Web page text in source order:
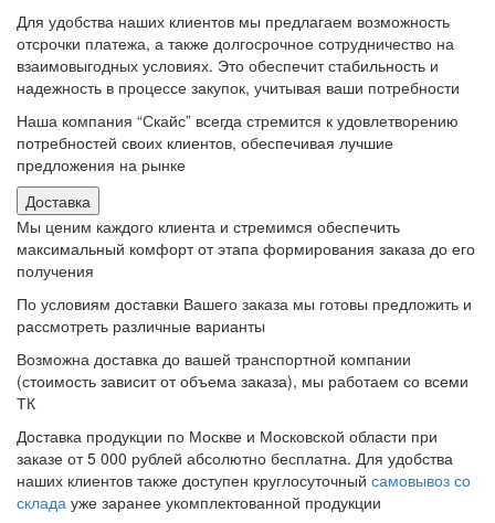
Для удобства наших клиентов мы предлагаем возможность
отсрочки платежа, а также долгосрочное сотрудничество на
взаимовыгодных условиях. Это обеспечит стабильность и
надежность в процессе закупок, учитывая ваши потребности
Наша компания “Скайс” всегда стремится к удовлетворению
потребностей своих клиентов, обеспечивая лучшие
предложения на рынке
Доставка
Мы ценим каждого клиента и стремимся обеспечить
максимальный комфорт от этапа формирования заказа до его
получения
По условиям доставки Вашего заказа мы готовы предложить и
рассмотреть различные варианты
Возможна доставка до вашей транспортной компании
(стоимость зависит от объема заказа), мы работаем со всеми
ТК
Доставка продукции по Москве и Московской области при
заказе от 5 000 рублей абсолютно бесплатна. Для удобства
наших клиентов также доступен круглосуточный самовывоз со
склада уже заранее укомплектованной продукции